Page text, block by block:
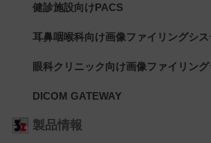
健診施設向けPACS
耳鼻咽喉科向け画像ファイリングシス
眼科クリニック向け画像ファイリン
DICOM GATEWAY
製品情報